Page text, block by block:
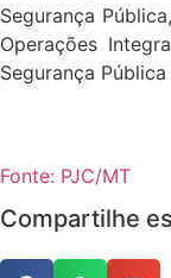
Segurança
Operações
Segurança Pública
Fonte: PJC/MT
Compartilhe